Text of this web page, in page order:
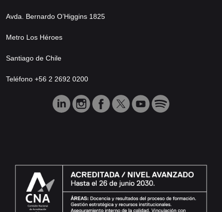
Avda. Bernardo O’Higgins 1825
Metro Los Héroes
Santiago de Chile
Teléfono +56 2 2692 0200